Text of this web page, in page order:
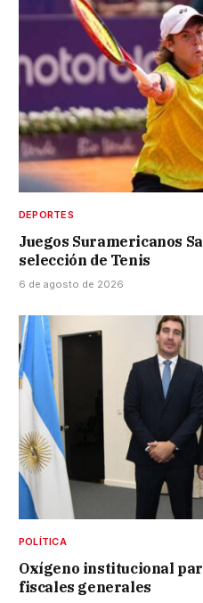
DEPORTES
Juegos Suramericanos
selección de Tenis
6 de agosto de 2026
POLÍTICA
Oxígeno institucional
fiscales generales